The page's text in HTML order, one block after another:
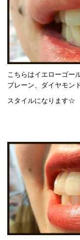
こちらはイエローゴー
プレーン、ダイヤモン
スタイルになります☆